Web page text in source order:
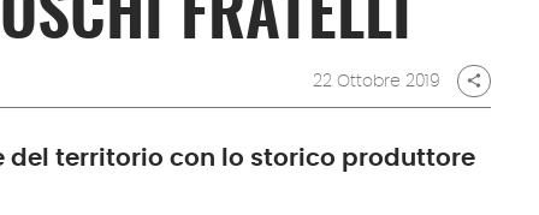
FRATELLI
22 Ottobre 2019 share
del territorio con lo storico produttore